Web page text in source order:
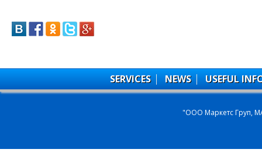
SERVICES NEWS USEFUL
"ООО Маркетс Груп,